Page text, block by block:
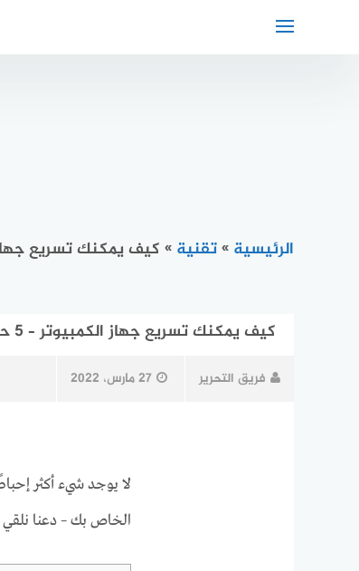
الرئيسية »تقنية »كيف يمكنك تسريع جهاز
كيف يمكنك تسريع جهاز الكمبيوتر – 5 حلول
فريق التحرير 27 مارس، 2022
لا يوجد شيء أكثر
الخاص بك – دعنا